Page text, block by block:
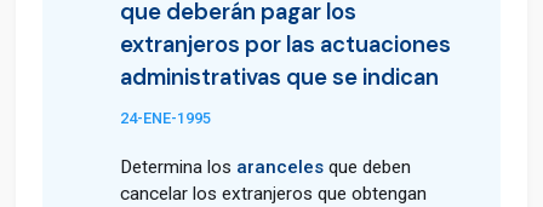
que deberán pagar los
extranjeros por las actuaciones
administrativas que se indican
24-ENE-1995
Determina los aranceles que deben
cancelar los extranjeros que obtengan